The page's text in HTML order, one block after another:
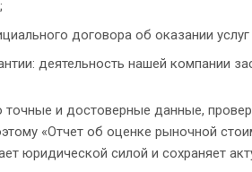
договора об оказании
деятельность нашей компании
и достоверные данные,
«Отчет об оценке рыночной
юридической силой и сохраняет